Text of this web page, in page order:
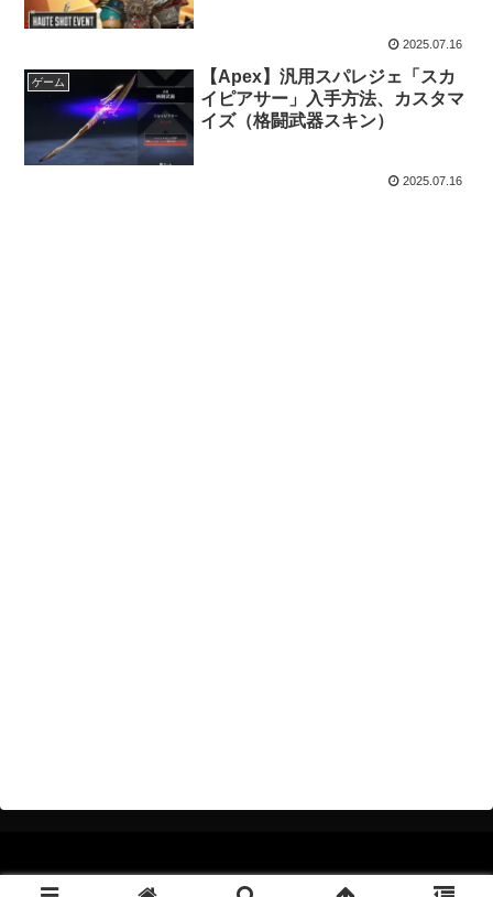
2025.07.16
ゲーム
【Apex】汎用スパレジェ「スカ
イピアサー」入手方法、カスタマ
イズ（格闘武器スキン）
2025.07.16